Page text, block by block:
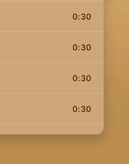
0:30
0:30
0:30
0:30